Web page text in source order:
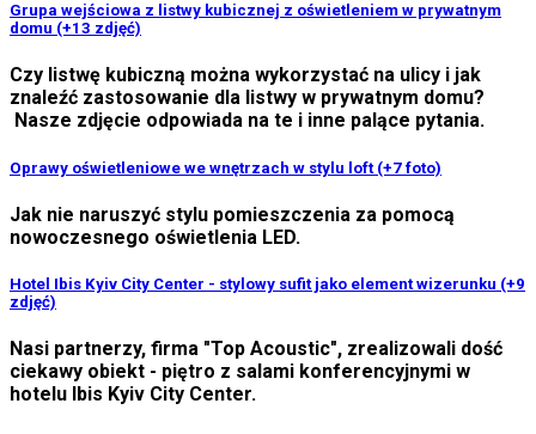
Grupa wejściowa z listwy kubicznej z oświetleniem w prywatnym
domu (+13 zdjęć)
Czy listwę kubiczną można wykorzystać na ulicy i jak
znaleźć zastosowanie dla listwy w prywatnym domu?
Nasze zdjęcie odpowiada na te i inne palące pytania.
Oprawy oświetleniowe we wnętrzach w stylu loft (+7 foto)
Jak nie naruszyć stylu pomieszczenia za pomocą
nowoczesnego oświetlenia LED.
Hotel Ibis Kyiv City Center - stylowy sufit jako element wizerunku (+9
zdjęć)
Nasi partnerzy, firma "Top Acoustic", zrealizowali dość
ciekawy obiekt - piętro z salami konferencyjnymi w
hotelu Ibis Kyiv City Center.